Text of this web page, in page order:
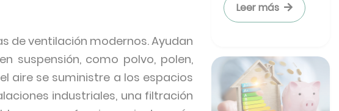
de ventilación modernos. Ayudan
suspensión, como polvo, polen,
aire se suministre a los espacios
industriales, una filtración
Leer más